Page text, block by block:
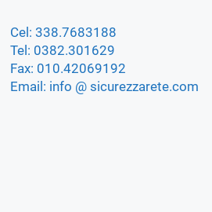
Cel: 338.7683188
Tel: 0382.301629
Fax: 010.42069192
Email: info @ sicurezzarete.com